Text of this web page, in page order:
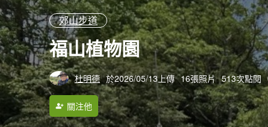
郊山步道
福山植物園
杜明德 於2026/05/13上傳 16張照片 513次點閱
關注他